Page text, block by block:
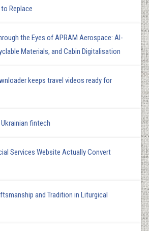
Replace
the Eyes of APRAM Aerospace: AI-
Materials, and Cabin Digitalisation
keeps travel videos ready for
fintech
Services Website Actually Convert
and Tradition in Liturgical